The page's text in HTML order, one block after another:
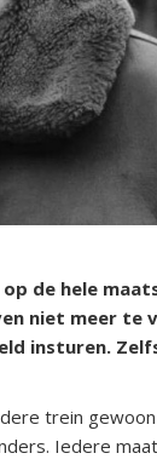
de hele
niet meer te
insturen.
trein
Iedere